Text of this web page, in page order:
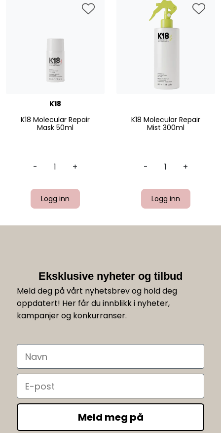
K18
K18 Molecular Repair
Mask 50ml
- +
Logg inn
K18 Molecular Repair
Mist 300ml
- +
Logg inn
Eksklusive nyheter og tilbud
Meld deg på vårt nyhetsbrev og hold deg
oppdatert! Her får du innblikk i nyheter,
kampanjer og konkurranser.
Navn
Email
Meld meg på